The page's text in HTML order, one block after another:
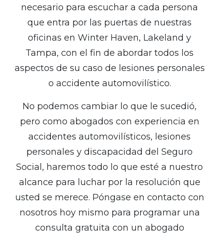
necesario para escuchar a cada persona
que entra por las puertas de nuestras
oficinas en Winter Haven, Lakeland y
Tampa, con el fin de abordar todos los
aspectos de su caso de lesiones personales
o accidente automovilístico.
No podemos cambiar lo que le sucedió,
pero como abogados con experiencia en
accidentes automovilísticos, lesiones
personales y discapacidad del Seguro
Social, haremos todo lo que esté a nuestro
alcance para luchar por la resolución que
usted se merece. Póngase en contacto con
nosotros hoy mismo para programar una
consulta gratuita con un abogado